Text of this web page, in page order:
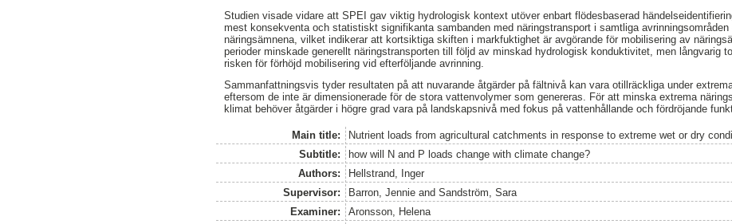
Studien visade vidare att SPEI gav viktig hydrologisk kontext utöver enbart flödesbaserad
mest konsekventa och statistiskt signifikanta sambanden med näringstransport i samtliga avrinningsområden
näringsämnena, vilket indikerar att kortsiktiga skiften i markfuktighet är avgörande för mobilisering av
perioder minskade generellt näringstransporten till följd av minskad hydrologisk konduktivitet, men långvarig
risken för förhöjd mobilisering vid efterföljande avrinning.
Sammanfattningsvis tyder resultaten på att nuvarande åtgärder på fältnivå kan vara otillräckliga under
eftersom de inte är dimensionerade för de stora vattenvolymer som genereras. För att minska extrema
klimat behöver åtgärder i högre grad vara på landskapsnivå med fokus på vattenhållande och fördröjande
Main title:
Nutrient loads from agricultural catchments in response to extreme wet or dry
Subtitle:
how will N and P loads change with climate change?
Authors:
Hellstrand, Inger
Supervisor:
Barron, Jennieand Sandström, Sara
Examiner:
Aronsson, Helena